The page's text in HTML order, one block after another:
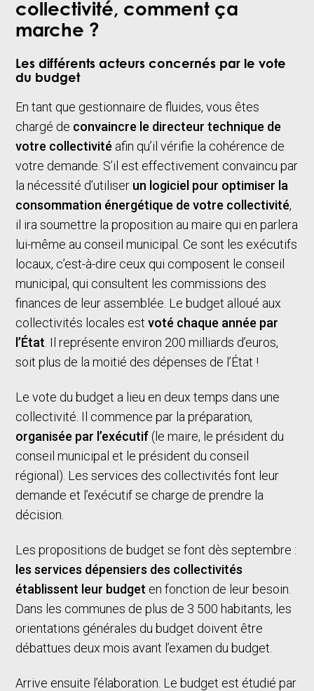
collectivité, comment ça
marche ?
Les différents acteurs concernés par le vote
du budget
En tant que gestionnaire de fluides, vous êtes
chargé de convaincre le directeur technique de
votre collectivité afin qu’il vérifie la cohérence de
votre demande. S’il est effectivement convaincu par
la nécessité d’utiliser un logiciel pour optimiser la
consommation énergétique de votre collectivité,
il ira soumettre la proposition au maire qui en parlera
lui-même au conseil municipal. Ce sont les exécutifs
locaux, c’est-à-dire ceux qui composent le conseil
municipal, qui consultent les commissions des
finances de leur assemblée. Le budget alloué aux
collectivités locales est voté chaque année par
l’État . Il représente environ 200 milliards d’euros,
soit plus de la moitié des dépenses de l’État !
Le vote du budget a lieu en deux temps dans une
collectivité. Il commence par la préparation,
organisée par l’exécutif (le maire, le président du
conseil municipal et le président du conseil
régional). Les services des collectivités font leur
demande et l’exécutif se charge de prendre la
décision.
Les propositions de budget se font dès septembre :
les services dépensiers des collectivités
établissent leur budget en fonction de leur besoin.
Dans les communes de plus de 3 500 habitants, les
orientations générales du budget doivent être
débattues deux mois avant l’examen du budget.
Arrive ensuite l’élaboration. Le budget est étudié par